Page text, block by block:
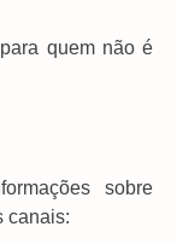
quem não é
sobre
canais: